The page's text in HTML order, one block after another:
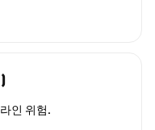
인 위험.